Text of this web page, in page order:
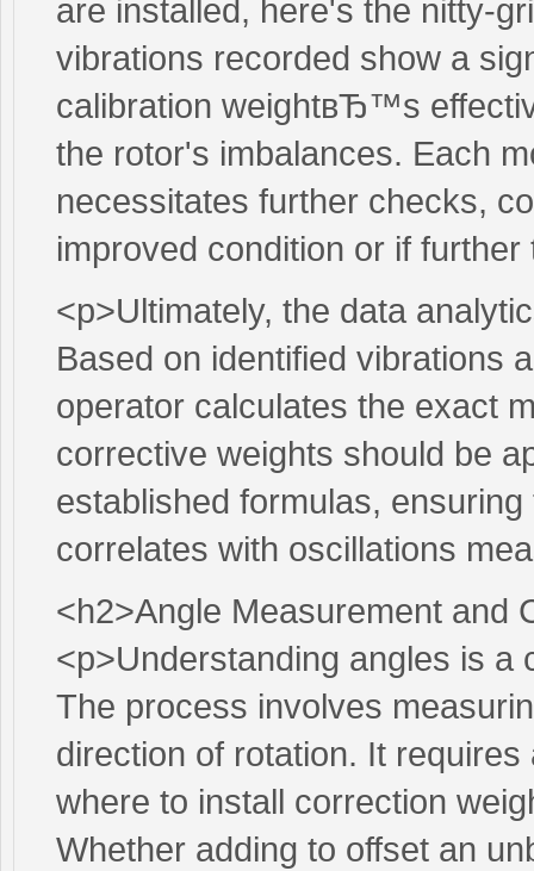
are installed, here's the nitty-
vibrations recorded show a
calibration weightвЂ™s
the rotor's imbalances. Each
necessitates further checks,
improved condition or if
<p>Ultimately, the data
Based on identified vibrations
operator calculates the exact
corrective weights should be
established formulas,
correlates with oscillations
<h2>Angle Measurement and
<p>Understanding angles is a
The process involves
direction of rotation. It
where to install correction
Whether adding to offset an